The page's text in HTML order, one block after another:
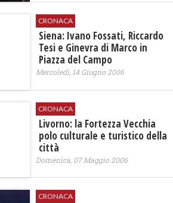
CRONACA
Siena: Ivano Fossati, Riccardo
Tesi e Ginevra di Marco in
Piazza del Campo
Mercoledì, 14 Giugno 2006
CRONACA
Livorno: la Fortezza Vecchia
polo culturale e turistico della
città
Domenica, 07 Maggio 2006
CRONACA